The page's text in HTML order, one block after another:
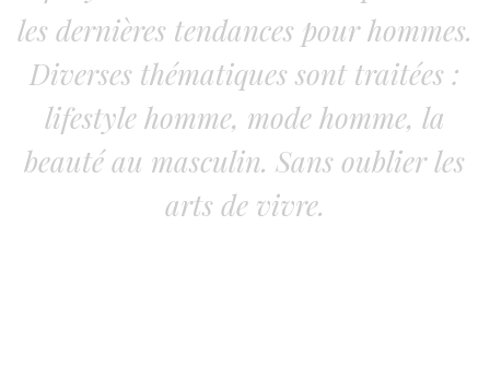
les dernières tendances pour hommes.
Diverses thématiques sont traitées :
lifestyle homme, mode homme, la
beauté au masculin. Sans oublier les
arts de vivre.